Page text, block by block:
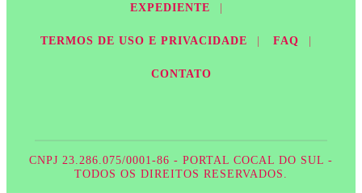
EXPEDIENTE |
TERMOS DE USO E PRIVACIDADE | FAQ |
CONTATO
CNPJ 23.286.075/0001-86 - PORTAL COCAL DO SUL -
TODOS OS DIREITOS RESERVADOS.